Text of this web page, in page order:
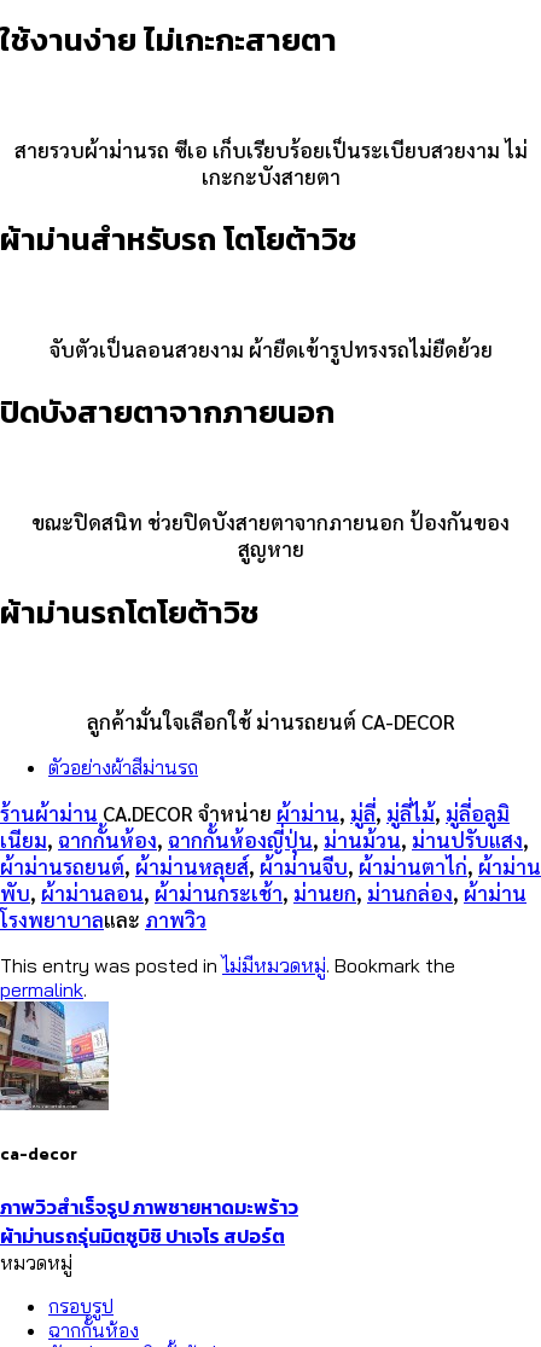
ใช้งานง่าย ไม่เกะกะสายตา
สายรวบผ้าม่านรถ ซีเอ เก็บเรียบร้อยเป็นระเบียบสวยงาม ไม่
เกะกะบังสายตา
ผ้าม่านสำหรับรถ โตโยต้าวิช
จับตัวเป็นลอนสวยงาม ผ้ายืดเข้ารูปทรงรถไม่ยืดย้วย
ปิดบังสายตาจากภายนอก
ขณะปิดสนิท ช่วยปิดบังสายตาจากภายนอก ป้องกันของ
สูญหาย
ผ้าม่านรถโตโยต้าวิช
ลูกค้ามั่นใจเลือกใช้ ม่านรถยนต์ CA-DECOR
ตัวอย่างผ้าสีม่านรถ
ร้านผ้าม่าน CA.DECOR จำหน่าย ผ้าม่าน, มู่ลี่, มู่ลี่ไม้, มู่ลี่อลูมิ
เนียม, ฉากกั้นห้อง, ฉากกั้นห้องญี่ปุ่น, ม่านม้วน, ม่านปรับแสง,
ผ้าม่านรถยนต์, ผ้าม่านหลุยส์, ผ้าม่านจีบ, ผ้าม่านตาไก่, ผ้าม่าน
พับ, ผ้าม่านลอน, ผ้าม่านกระเช้า, ม่านยก, ม่านกล่อง, ผ้าม่าน
โรงพยาบาลและ ภาพวิว
This entry was posted inไม่มีหมวดหมู่. Bookmark the
permalink.
ca-decor
ภาพวิวสำเร็จรูป ภาพชายหาดมะพร้าว
ผ้าม่านรถรุ่นมิตซูบิชิ ปาเจโร สปอร์ต
หมวดหมู่
กรอบรูป
ฉากกั้นห้อง